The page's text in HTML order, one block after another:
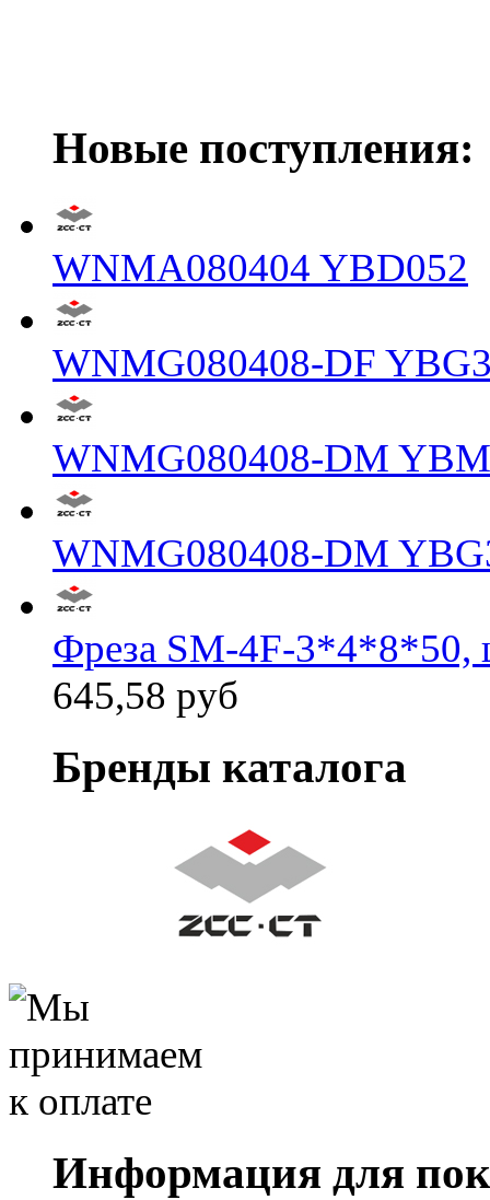
Новые поступления:
WNMA080404 YBD052
WNMG080408-DF
WNMG080408-DM
WNMG080408-DM
Фреза SM-4F-3*4*8*50,
645,58 руб
Бренды каталога
Информация для